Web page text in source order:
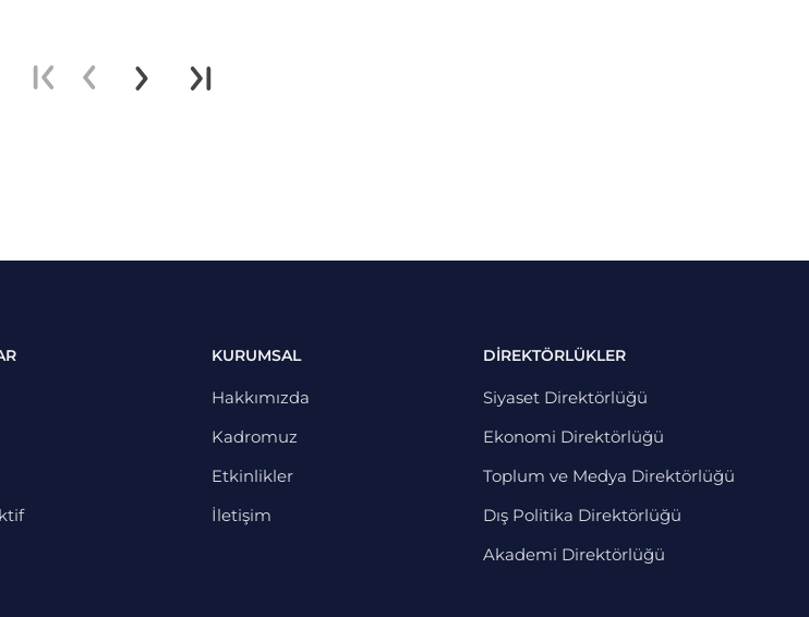
KURUMSAL
Hakkımızda
Kadromuz
Etkinlikler
İletişim
DİREKTÖRLÜKLER
Siyaset Direktörlüğü
Ekonomi Direktörlüğü
Toplum ve Medya Direktörlüğü
Dış Politika Direktörlüğü
Akademi Direktörlüğü